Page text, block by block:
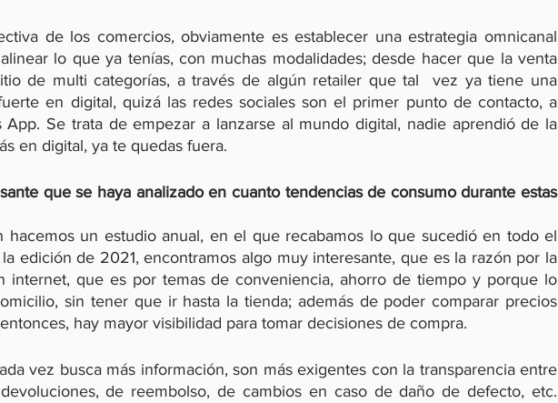
de los comercios, obviamente es establecer una estrategia omnicanal
lo que ya tenías, con muchas modalidades; desde hacer que la venta
de multi categorías, a través de algún retailer que tal  vez ya tiene una
en digital, quizá las redes sociales son el primer punto de contacto, a
App. Se trata de empezar a lanzarse al mundo digital, nadie aprendió de la
en digital, ya te quedas fuera.
que se haya analizado en cuanto tendencias de consumo durante estas
hacemos un estudio anual, en el que recabamos lo que sucedió en todo el
edición de 2021, encontramos algo muy interesante, que es la razón por la
internet, que es por temas de conveniencia, ahorro de tiempo y porque lo
sin tener que ir hasta la tienda; además de poder comparar precios
hay mayor visibilidad para tomar decisiones de compra.
vez busca más información, son más exigentes con la transparencia entre
de reembolso, de cambios en caso de daño de defecto, etc.